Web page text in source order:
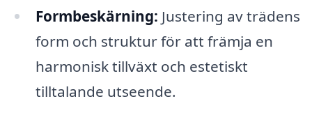
Formbeskärning: Justering av trädens
form och struktur för att främja en
harmonisk tillväxt och estetiskt
tilltalande utseende.